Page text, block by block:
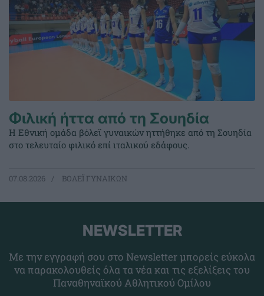
Φιλική ήττα από τη Σουηδία
Η Εθνική ομάδα βόλεϊ γυναικών ηττήθηκε από τη Σουηδία
στο τελευταίο φιλικό επί ιταλικού εδάφους.
07.08.2026 ΒΟΛΕΪ ΓΥΝΑΙΚΩΝ
NEWSLETTER
Με την εγγραφή σου στο Newsletter μπορείς εύκολα
να παρακολουθείς όλα τα νέα και τις εξελίξεις του
Παναθηναϊκού Αθλητικού Ομίλου